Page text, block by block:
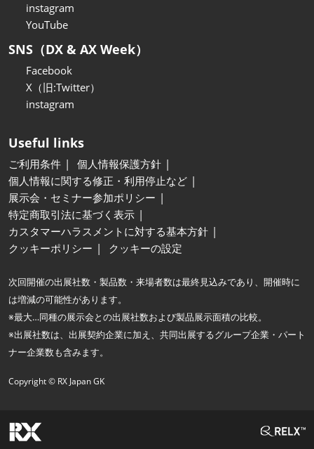
instagram
YouTube
SNS（DX & AX Week）
Facebook
X（旧:Twitter）
instagram
Useful links
ご利用条件
個人情報保護方針
個人情報に関する修正・利用停止など
展示会・セミナー参加ポリシー
特定商取引法に基づく表示
カスタマーハラスメントに対する基本方針
クッキーポリシー
クッキーの設定
次回開催の出展社数・製品数・来場者数は最終見込みであり、開催時に
は増減の可能性があります。
※最大…同種の展示会との出展社数および製品展示面積の比較。
※出展社数は、出展契約企業に加え、共同出展するグループ企業・パート
ナー企業数も含みます。
Copyright © RX Japan GK